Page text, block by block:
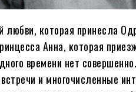
любви, которая принесла
Анна, которая
времени нет
и многочисленные